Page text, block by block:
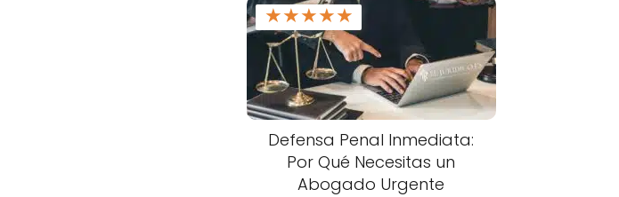
★★★★★
Defensa Penal Inmediata:
Por Qué Necesitas un
Abogado Urgente